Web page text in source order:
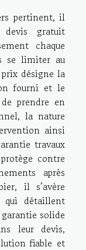
pertinent, il
devis gratuit
chaque
se limiter au
désigne la
fourni et le
prendre en
la nature
ainsi
travaux
contre
après
il s’avère
qui détaillent
solide
leur devis,
fiable et